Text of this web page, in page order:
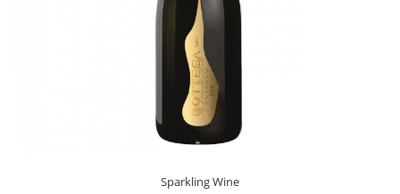
Sparkling Wine